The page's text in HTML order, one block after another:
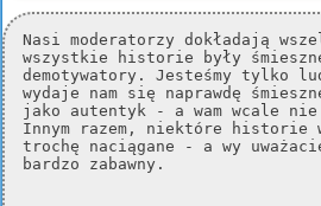
Nasi moderatorzy dokładają
wszystkie historie były
demotywatory. Jesteśmy tylko
wydaje nam się naprawdę
jako autentyk - a wam wcale
Innym razem, niektóre historie
trochę naciągane - a wy
bardzo zabawny.